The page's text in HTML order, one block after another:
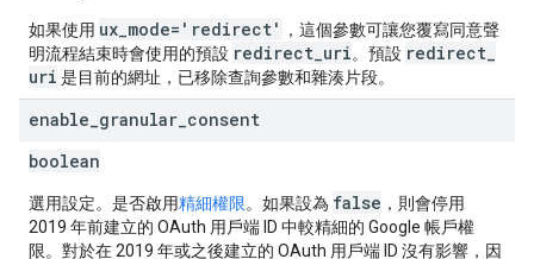
如果使用 ux mode='redirect'
，這個參數可讓您覆寫同意聲
明流程結束時會使用的預設 redirect uri。預設 redirect
uri 是目前的網址，已移除查詢參數和雜湊片段。
enable granular consent
boolean
選用設定。是否啟用精細權限。如果設為 false ，則會停用
2019 年前建立的 OAuth 用戶端 ID 中較精細的 Google 帳戶權
限。對於在 2019 年或之後建立的 OAuth 用戶端 ID 沒有影響，因